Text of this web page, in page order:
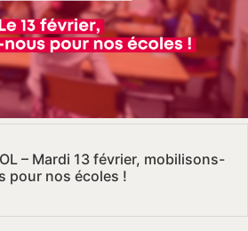
– Mardi 13 février, mobilisons-
pour nos écoles !